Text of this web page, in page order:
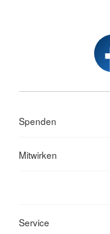
Spenden
Mitwirken
Service